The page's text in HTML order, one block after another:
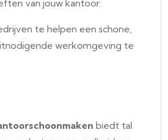
van jouw kantoor.
te helpen een schone,
werkomgeving te
biedt tal